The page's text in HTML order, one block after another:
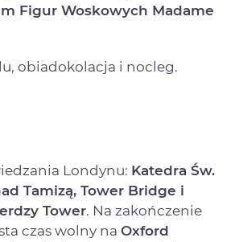
Figur Woskowych Madame
obiadokolacja i nocleg.
Londynu: Katedra Św.
Tamizą, Tower Bridge i
Tower. Na zakończenie
czas wolny na Oxford